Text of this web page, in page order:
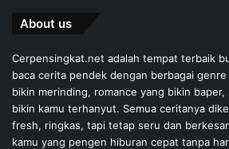
About us
Cerpensingkat.net adalah tempat terbaik
baca cerita pendek dengan berbagai
bikin merinding, romance yang bikin baper,
bikin kamu terhanyut. Semua ceritanya
fresh, ringkas, tapi tetap seru dan
kamu yang pengen hiburan cepat tanpa